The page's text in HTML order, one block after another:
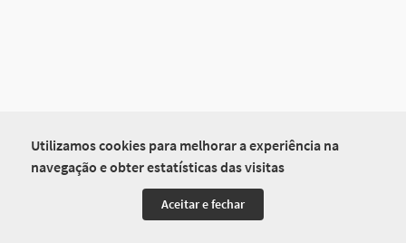
Utilizamos cookies para melhorar a experiência na
navegação e obter estatísticas das visitas
Aceitar e fechar